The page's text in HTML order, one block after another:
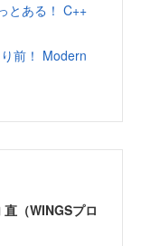
とある！ C++
前！ Modern
（WINGSプロ